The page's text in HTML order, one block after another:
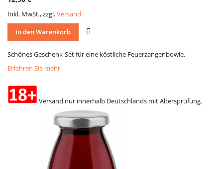
Inkl. MwSt., zzgl.Versand
In den Warenkorb
Schönes Geschenk-Set für eine köstliche Feuerzangenbowle.
Erfahren Sie mehr
Versand nur innerhalb Deutschlands mit Altersprüfung.